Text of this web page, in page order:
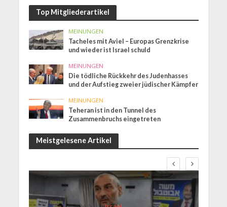
Top Mitgliederartikel
MEINUNGEN
Tacheles mit Aviel – Europas Grenzkrise
und wieder ist Israel schuld
MEINUNGEN
Die tödliche Rückkehr des Judenhasses
und der Aufstieg zweier jüdischer Kämpfer
MEINUNGEN
Teheran ist in den Tunnel des
Zusammenbruchs eingetreten
Meistgelesene Artikel